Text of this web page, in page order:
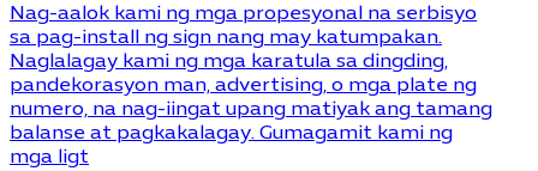
Nag-aalok kami ng mga propesyonal na serbisyo
sa pag-install ng sign nang may katumpakan.
Naglalagay kami ng mga karatula sa dingding,
pandekorasyon man, advertising, o mga plate ng
numero, na nag-iingat upang matiyak ang tamang
balanse at pagkakalagay. Gumagamit kami ng
mga ligt